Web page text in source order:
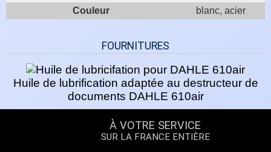
Couleur
blanc, acier
FOURNITURES
Huile de lubrification adaptée au destructeur de
documents DAHLE 610air
À VOTRE SERVICE
SUR LA FRANCE ENTIÈRE